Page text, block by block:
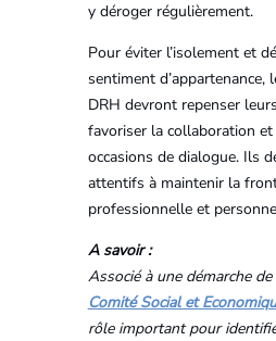
y déroger régulièrement.
Pour éviter l’isolement et
sentiment d’appartenance,
DRH devront repenser
favoriser la collaboration
occasions de dialogue. Ils
attentifs à maintenir la
professionnelle et
A savoir :
Associé à une démarche de
Comité Social et
rôle important pour